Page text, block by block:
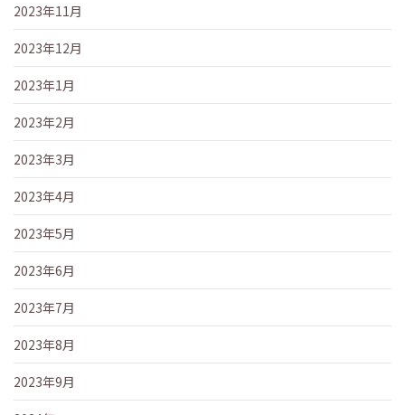
2023年11月
2023年12月
2023年1月
2023年2月
2023年3月
2023年4月
2023年5月
2023年6月
2023年7月
2023年8月
2023年9月